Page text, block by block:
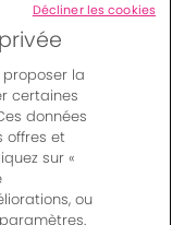
Samazeuilh - CS
proposer la
certaines
données
offres et
sur «
ou
Décliner les cookies